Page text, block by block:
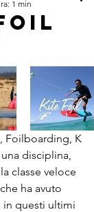
1 min
Foilboarding, K
una disciplina,
classe veloce
ha avuto
in questi ultimi